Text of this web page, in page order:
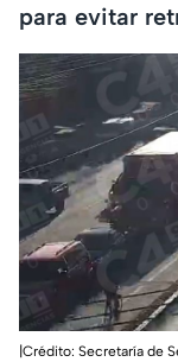
para evitar
|Crédito: Secretaría de